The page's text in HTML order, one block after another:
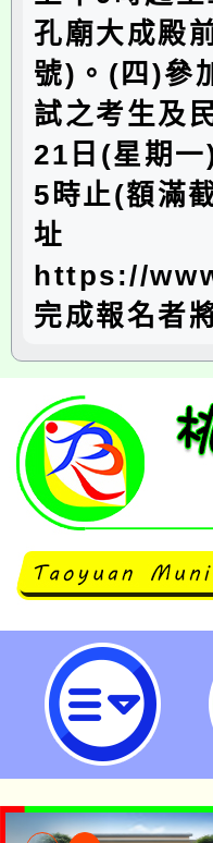
孔廟大成殿
號)。(四)參
試之考生及
21日(星期
5時止(額滿
址
https://
完成報名者
neilrpjhstyc